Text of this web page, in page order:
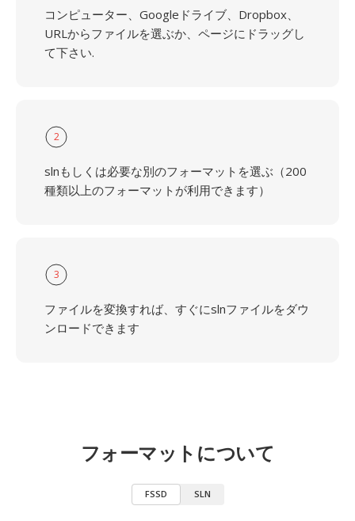
コンピューター、Googleドライブ、Dropbox、
URLからファイルを選ぶか、ページにドラッグし
て下さい.
2
slnもしくは必要な別のフォーマットを選ぶ（200
種類以上のフォーマットが利用できます）
3
ファイルを変換すれば、すぐにslnファイルをダウ
ンロードできます
フォーマットについて
FSSD SLN